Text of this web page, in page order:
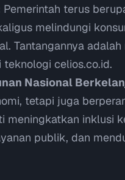
Pemerintah terus
melindungi
Tantangannya
teknologi celios.co.id.
Nasional
tetapi juga
meningkatkan inklusi
publik, dan